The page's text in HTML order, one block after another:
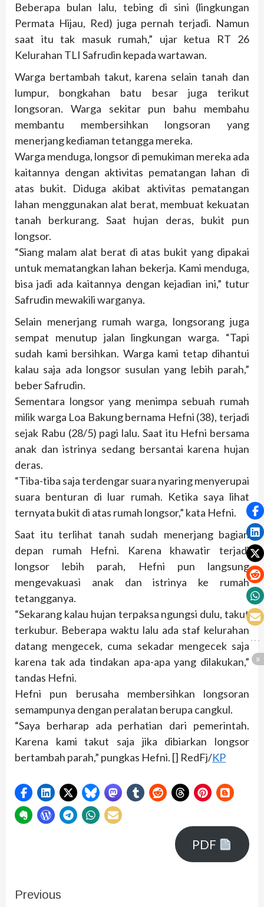
Beberapa bulan lalu, tebing di sini (lingkungan
Permata Hijau, Red) juga pernah terjadi. Namun
saat itu tak masuk rumah,” ujar ketua RT 26
Kelurahan TLI Safrudin kepada wartawan.
Warga bertambah takut, karena selain tanah dan
lumpur, bongkahan batu besar juga terikut
longsoran. Warga sekitar pun bahu membahu
membantu membersihkan longsoran yang
menerjang kediaman tetangga mereka.
Warga menduga, longsor di pemukiman mereka ada
kaitannya dengan aktivitas pematangan lahan di
atas bukit. Diduga akibat aktivitas pematangan
lahan menggunakan alat berat, membuat kekuatan
tanah berkurang. Saat hujan deras, bukit pun
longsor.
“Siang malam alat berat di atas bukit yang dipakai
untuk mematangkan lahan bekerja. Kami menduga,
bisa jadi ada kaitannya dengan kejadian ini,” tutur
Safrudin mewakili warganya.
Selain menerjang rumah warga, longsorang juga
sempat menutup jalan lingkungan warga. “Tapi
sudah kami bersihkan. Warga kami tetap dihantui
kalau saja ada longsor susulan yang lebih parah,”
beber Safrudin.
Sementara longsor yang menimpa sebuah rumah
milik warga Loa Bakung bernama Hefni (38), terjadi
sejak Rabu (28/5) pagi lalu. Saat itu Hefni bersama
anak dan istrinya sedang bersantai karena hujan
deras.
“Tiba-tiba saja terdengar suara nyaring menyerupai
suara benturan di luar rumah. Ketika saya lihat
ternyata bukit di atas rumah longsor,” kata Hefni.
Saat itu terlihat tanah sudah menerjang bagian
depan rumah Hefni. Karena khawatir terjadi
longsor lebih parah, Hefni pun langsung
mengevakuasi anak dan istrinya ke rumah
tetangganya.
“Sekarang kalau hujan terpaksa ngungsi dulu, takut
terkubur. Beberapa waktu lalu ada staf kelurahan
datang mengecek, cuma sekadar mengecek saja
karena tak ada tindakan apa-apa yang dilakukan,”
tandas Hefni.
Hefni pun berusaha membersihkan longsoran
semampunya dengan peralatan berupa cangkul.
“Saya berharap ada perhatian dari pemerintah.
Karena kami takut saja jika dibiarkan longsor
bertambah parah,” pungkas Hefni. [] RedFj/KP
PDF
Previous